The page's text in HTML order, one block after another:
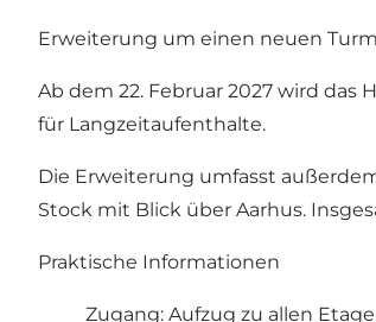
Erweiterung um einen neuen Turm
Ab dem 22. Februar 2027 wird
für Langzeitaufenthalte.
Die Erweiterung umfasst
Stock mit Blick über Aarhus.
Praktische Informationen
Zugang: Aufzug zu allen